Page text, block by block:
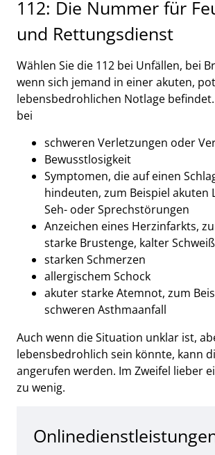
112: Die Nummer für
und Rettungsdienst
Wählen Sie die 112 bei Unfällen, bei
wenn sich jemand in einer akuten,
lebensbedrohlichen Notlage
bei
schweren Verletzungen oder
Bewusstlosigkeit
Symptomen, die auf einen
hindeuten, zum Beispiel akuten
Seh- oder Sprechstörungen
Anzeichen eines Herzinfarkts,
starke Brustenge, kalter Schweiß
starken Schmerzen
allergischem Schock
akuter starke Atemnot, zum
schweren Asthmaanfall
Auch wenn die Situation unklar ist,
lebensbedrohlich sein könnte, kann
angerufen werden. Im Zweifel lieber
zu wenig.